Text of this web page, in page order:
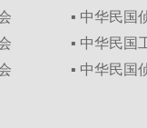
▪ 中华民国
▪ 中华民国
▪ 中华民国